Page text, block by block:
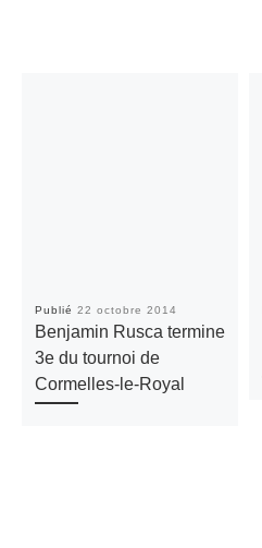
Publié 22 octobre 2014
Benjamin Rusca termine
3e du tournoi de
Cormelles-le-Royal